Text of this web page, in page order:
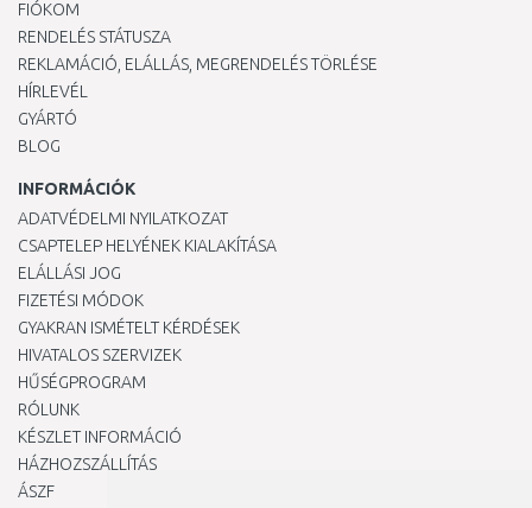
FIÓKOM
RENDELÉS STÁTUSZA
REKLAMÁCIÓ, ELÁLLÁS, MEGRENDELÉS TÖRLÉSE
HÍRLEVÉL
GYÁRTÓ
BLOG
INFORMÁCIÓK
ADATVÉDELMI NYILATKOZAT
CSAPTELEP HELYÉNEK KIALAKÍTÁSA
ELÁLLÁSI JOG
FIZETÉSI MÓDOK
GYAKRAN ISMÉTELT KÉRDÉSEK
HIVATALOS SZERVIZEK
HŰSÉGPROGRAM
RÓLUNK
KÉSZLET INFORMÁCIÓ
HÁZHOZSZÁLLÍTÁS
ÁSZF